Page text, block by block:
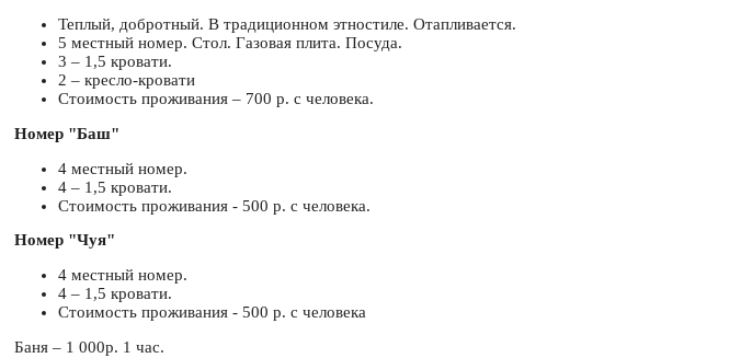
Теплый, добротный. В традиционном этностиле. Отапливается.
5 местный номер. Стол. Газовая плита. Посуда.
3 – 1,5 кровати.
2 – кресло-кровати
Стоимость проживания – 700 р. с человека.
Номер "Баш"
4 местный номер.
4 – 1,5 кровати.
Стоимость проживания - 500 р. с человека.
Номер "Чуя"
4 местный номер.
4 – 1,5 кровати.
Стоимость проживания - 500 р. с человека
Баня – 1 000р. 1 час.